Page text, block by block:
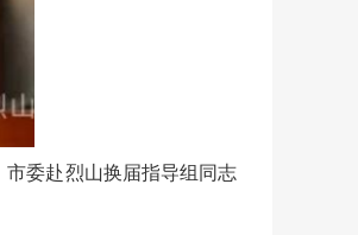
委赴烈山换届指导组同志